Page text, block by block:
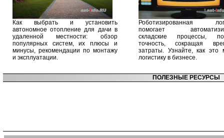
Как выбрать и установить
автономное отопление для дачи в
удаленной местности: обзор
популярных систем, их плюсы и
минусы, рекомендации по монтажу
и эксплуатации.
Роботизированная
помогает
складские процессы,
точность, сокращая
затраты. Узнайте, как это
логистику в бизнесе.
ПОЛЕЗНЫЕ РЕСУРСЫ